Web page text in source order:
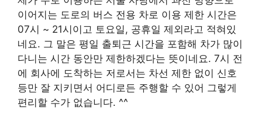
이어지는 도로의 버스 전용 차로 이용 제한 시간은
07시 ~ 21시이고 토요일, 공휴일 제외라고 적혀있
네요. 그 말은 평일 출퇴근 시간을 포함해 차가 많이
다니는 시간 동안만 제한하겠다는 뜻이네요. 7시 전
에 회사에 도착하는 저로서는 차선 제한 없이 신호
등만 잘 지키면서 어디로든 주행할 수 있어 그렇게
편리할 수가 없습니다. ^^